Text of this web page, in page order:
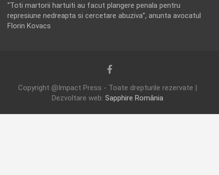
“Toti martorii hartuiti au facut plangere penala pentru
represiune nedreapta si cercetare abuziva”, anunta avocatul
Florin Kovacs
Copyright @Impact Press - Toate drepturile rezervate |
Dezvoltare web: Sapphire România